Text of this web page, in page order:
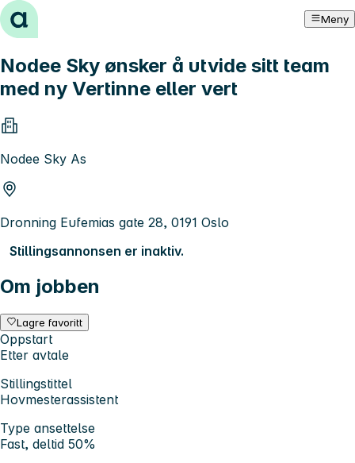
Hopp til innhold Meny
Nodee Sky ønsker å utvide sitt team
med ny Vertinne eller vert
Nodee Sky As
Dronning Eufemias gate 28, 0191 Oslo
Stillingsannonsen er inaktiv.
Om jobben
Lagre favoritt
Oppstart
Etter avtale
Stillingstittel
Hovmesterassistent
Type ansettelse
Fast, deltid 50%